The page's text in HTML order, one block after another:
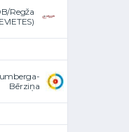
Regža
Bērziņa